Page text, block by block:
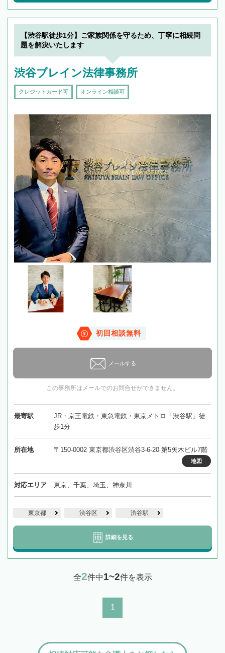
【渋谷駅徒歩1分】ご家族関係を守るため、丁寧に相続問
題を解決いたします
渋谷ブレイン法律事務所
クレジットカード可 オンライン相談可
初回相談無料
メールする
この事務所はメールでのお問合せができません。
最寄駅
JR・京王電鉄・東急電鉄・東京メトロ「渋谷駅」徒
歩1分
所在地 〒150-0002 東京都渋谷区渋谷3-6-20 第5矢木ビル7階
地図
対応エリア 東京、千葉、埼玉、神奈川
東京都 渋谷区 渋谷駅
詳細を見る
全2件中1~2件を表示
1